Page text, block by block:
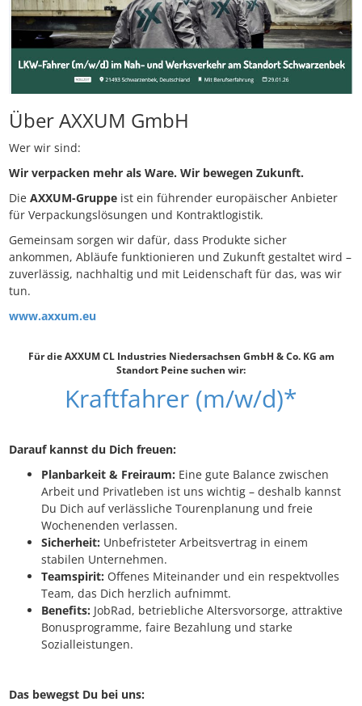
Über AXXUM GmbH
Wer wir sind:
Wir verpacken mehr als Ware. Wir bewegen Zukunft.
Die AXXUM-Gruppe ist ein führender europäischer Anbieter
für Verpackungslösungen und Kontraktlogistik.
Gemeinsam sorgen wir dafür, dass Produkte sicher
ankommen, Abläufe funktionieren und Zukunft gestaltet wird –
zuverlässig, nachhaltig und mit Leidenschaft für das, was wir
tun.
www.axxum.eu
Für die AXXUM CL Industries Niedersachsen GmbH & Co. KG am
Standort Peine suchen wir:
Kraftfahrer (m/w/d)*
Darauf kannst du Dich freuen:
Planbarkeit & Freiraum: Eine gute Balance zwischen
Arbeit und Privatleben ist uns wichtig – deshalb kannst
Du Dich auf verlässliche Tourenplanung und freie
Wochenenden verlassen.
Sicherheit: Unbefristeter Arbeitsvertrag in einem
stabilen Unternehmen.
Teamspirit: Offenes Miteinander und ein respektvolles
Team, das Dich herzlich aufnimmt.
Benefits: JobRad, betriebliche Altersvorsorge, attraktive
Bonusprogramme, faire Bezahlung und starke
Sozialleistungen.
Das bewegst Du bei uns: